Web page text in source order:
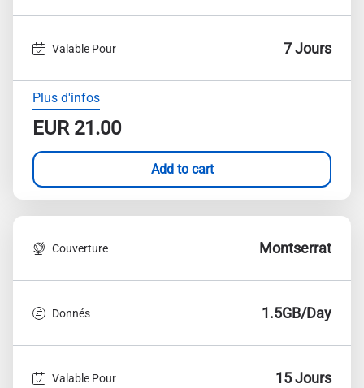
Valable Pour 7 Jours
Plus d'infos
EUR21.00
Add to cart
Couverture Montserrat
Donnés 1.5GB/Day
Valable Pour 15 Jours